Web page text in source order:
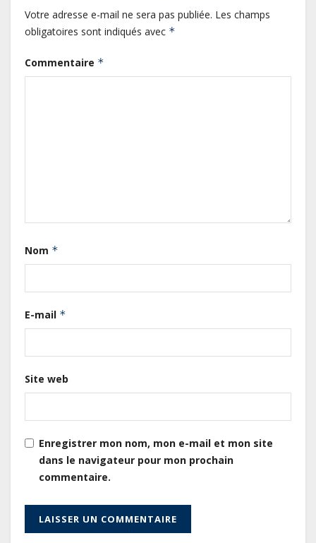
Votre adresse e-mail ne sera pas publiée. Les champs
obligatoires sont indiqués avec *
Commentaire *
Nom *
E-mail *
Site web
Enregistrer mon nom, mon e-mail et mon site
dans le navigateur pour mon prochain
commentaire.
Le Gabon signe un retour réussi
représentant 44,2 % du PIB
renforcent les capacités des
acteurs du secteur public pour
Gabon : Ismaël Bonkoungou, le